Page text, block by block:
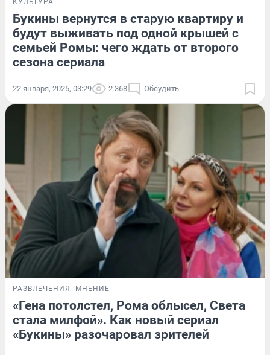
КУЛЬТУРА
Букины вернутся в старую квартиру и
будут выживать под одной крышей с
семьей Ромы: чего ждать от второго
сезона сериала
22 января, 2025, 03:29 2 368 Обсудить
РАЗВЛЕЧЕНИЯ МНЕНИЕ
«Гена потолстел, Рома облысел, Света
стала милфой». Как новый сериал
«Букины» разочаровал зрителей